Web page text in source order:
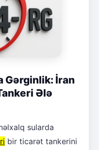
Gərginlik: İran
Ələ
sularda
bir ticarət tankerini